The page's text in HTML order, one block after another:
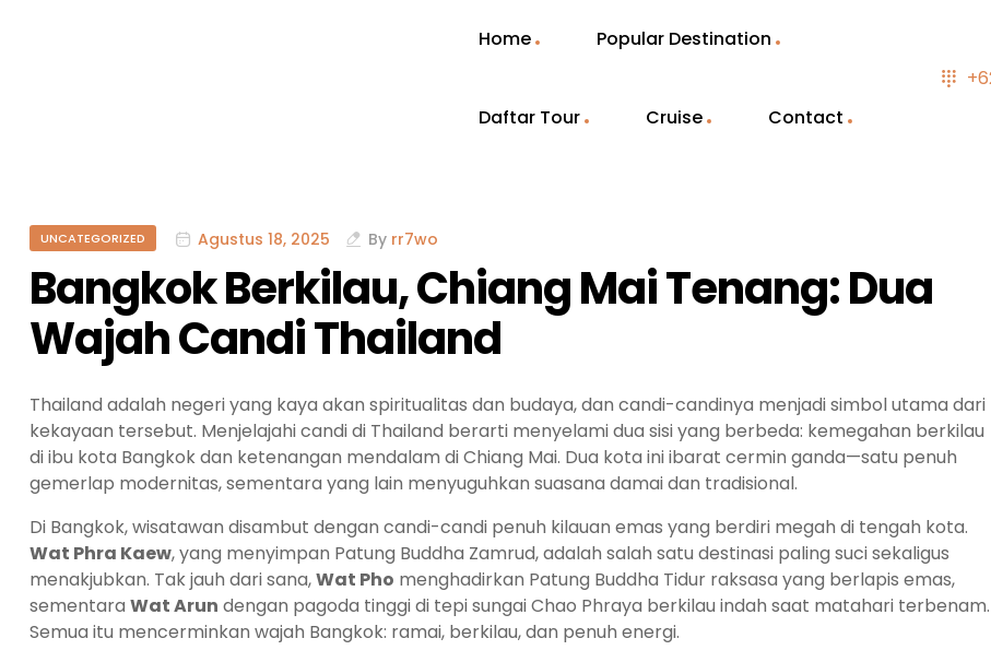
Home Popular Destination
Daftar Tour Cruise Contact
UNCATEGORIZED Agustus 18, 2025 By rr7wo
Bangkok Berkilau, Chiang Mai Tenang: Dua
Wajah Candi Thailand
Thailand adalah negeri yang kaya akan spiritualitas dan budaya, dan candi-candinya menjadi simbol utama dari
kekayaan tersebut. Menjelajahi candi di Thailand berarti menyelami dua sisi yang berbeda: kemegahan berkilau
di ibu kota Bangkok dan ketenangan mendalam di Chiang Mai. Dua kota ini ibarat cermin ganda—satu penuh
gemerlap modernitas, sementara yang lain menyuguhkan suasana damai dan tradisional.
Di Bangkok, wisatawan disambut dengan candi-candi penuh kilauan emas yang berdiri megah di tengah kota.
Wat Phra Kaew, yang menyimpan Patung Buddha Zamrud, adalah salah satu destinasi paling suci sekaligus
menakjubkan. Tak jauh dari sana,Wat Pho menghadirkan Patung Buddha Tidur raksasa yang berlapis emas,
sementara Wat Arun dengan pagoda tinggi di tepi sungai Chao Phraya berkilau indah saat matahari terbenam.
Semua itu mencerminkan wajah Bangkok: ramai, berkilau, dan penuh energi.